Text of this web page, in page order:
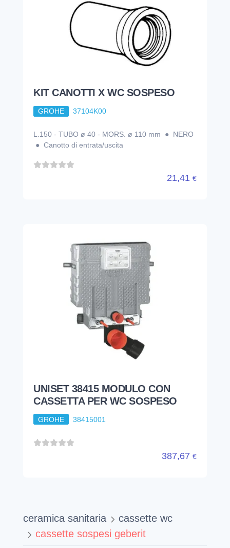
KIT CANOTTI X WC SOSPESO
GROHE 37104K00
L.150 - TUBO ø 40 - MORS. ø 110 mm ● NERO
● Canotto di entrata/uscita
21,41 €
UNISET 38415 MODULO CON
CASSETTA PER WC SOSPESO
GROHE 38415001
387,67 €
ceramica sanitaria
cassette wc
cassette sospesi geberit